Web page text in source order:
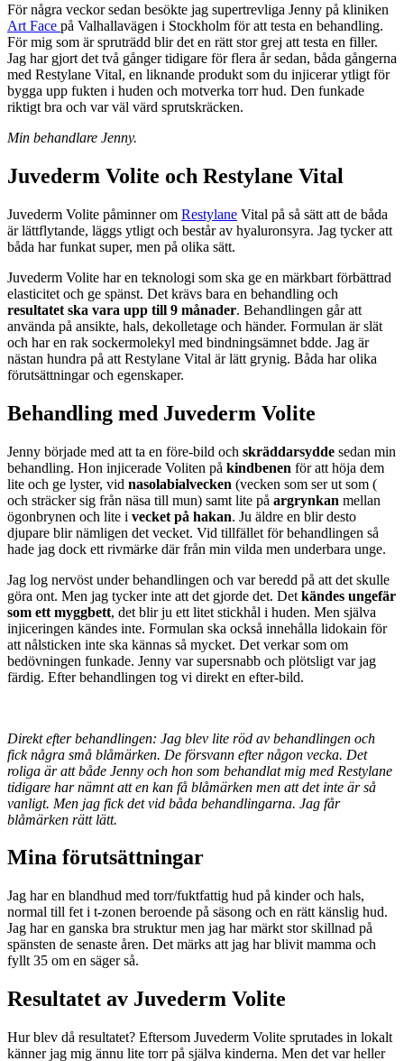
För några veckor sedan besökte jag supertrevliga Jenny på kliniken
Art Face på Valhallavägen i Stockholm för att testa en behandling.
För mig som är spruträdd blir det en rätt stor grej att testa en filler.
Jag har gjort det två gånger tidigare för flera år sedan, båda gångerna
med Restylane Vital, en liknande produkt som du injicerar ytligt för
bygga upp fukten i huden och motverka torr hud. Den funkade
riktigt bra och var väl värd sprutskräcken.
Min behandlare Jenny.
Juvederm Volite och Restylane Vital
Juvederm Volite påminner om Restylane Vital på så sätt att de båda
är lättflytande, läggs ytligt och består av hyaluronsyra. Jag tycker att
båda har funkat super, men på olika sätt.
Juvederm Volite har en teknologi som ska ge en märkbart förbättrad
elasticitet och ge spänst. Det krävs bara en behandling och
resultatet ska vara upp till 9 månader. Behandlingen går att
använda på ansikte, hals, dekolletage och händer. Formulan är slät
och har en rak sockermolekyl med bindningsämnet bdde. Jag är
nästan hundra på att Restylane Vital är lätt grynig. Båda har olika
förutsättningar och egenskaper.
Behandling med Juvederm Volite
Jenny började med att ta en före-bild och skräddarsydde sedan min
behandling. Hon injicerade Voliten på kindbenen för att höja dem
lite och ge lyster, vid nasolabialvecken (vecken som ser ut som (
och sträcker sig från näsa till mun) samt lite på argrynkan mellan
ögonbrynen och lite i vecket på hakan. Ju äldre en blir desto
djupare blir nämligen det vecket. Vid tillfället för behandlingen så
hade jag dock ett rivmärke där från min vilda men underbara unge.
Jag log nervöst under behandlingen och var beredd på att det skulle
göra ont. Men jag tycker inte att det gjorde det. Det kändes ungefär
som ett myggbett, det blir ju ett litet stickhål i huden. Men själva
injiceringen kändes inte. Formulan ska också innehålla lidokain för
att nålsticken inte ska kännas så mycket. Det verkar som om
bedövningen funkade. Jenny var supersnabb och plötsligt var jag
färdig. Efter behandlingen tog vi direkt en efter-bild.
Direkt efter behandlingen: Jag blev lite röd av behandlingen och
fick några små blåmärken. De försvann efter någon vecka. Det
roliga är att både Jenny och hon som behandlat mig med Restylane
tidigare har nämnt att en kan få blåmärken men att det inte är så
vanligt. Men jag fick det vid båda behandlingarna. Jag får
blåmärken rätt lätt.
Mina förutsättningar
Jag har en blandhud med torr/fuktfattig hud på kinder och hals,
normal till fet i t-zonen beroende på säsong och en rätt känslig hud.
Jag har en ganska bra struktur men jag har märkt stor skillnad på
spänsten de senaste åren. Det märks att jag har blivit mamma och
fyllt 35 om en säger så.
Resultatet av Juvederm Volite
Hur blev då resultatet? Eftersom Juvederm Volite sprutades in lokalt
känner jag mig ännu lite torr på själva kinderna. Men det var heller